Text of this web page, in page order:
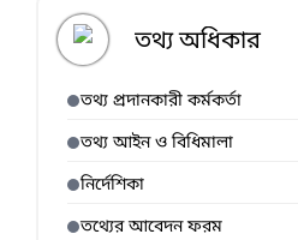
তথ্য অধিকার
তথ্য প্রদানকারী কর্মকর্তা
তথ্য আইন ও বিধিমালা
নির্দেশিকা
তথ্যের আবেদন ফরম